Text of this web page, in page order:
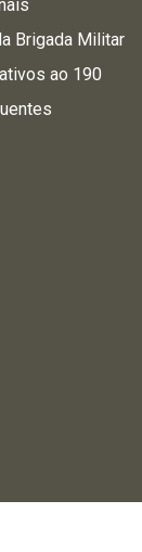
Brigada Militar
ao 190